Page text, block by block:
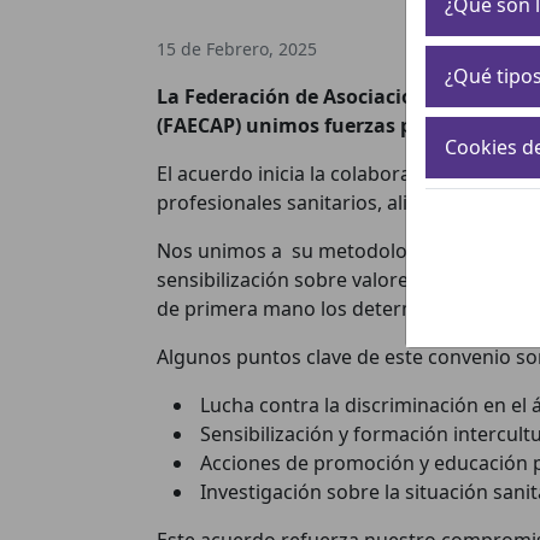
15 de Febrero, 2025
La Federación de Asociaciones de
(FAECAP) unimos fuerzas para
El acuerdo inicia la colaboración para
profesionales sanitarios, alineados con la
Nos unimos a su metodología y línea de
sensibilización sobre valores y cultura
de primera mano los determinantes
Algunos puntos clave de este convenio
Lucha contra la discriminación en el
Sensibilización y formación
Acciones de promoción y educación
Investigación sobre la situación
¿Qué
Cookies